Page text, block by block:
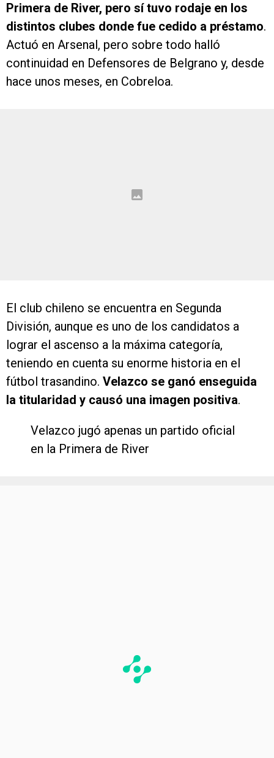
Primera de River, pero sí tuvo rodaje en los
distintos clubes donde fue cedido a préstamo.
Actuó en Arsenal, pero sobre todo halló
continuidad en Defensores de Belgrano y, desde
hace unos meses, en Cobreloa.
El club chileno se encuentra en Segunda
División, aunque es uno de los candidatos a
lograr el ascenso a la máxima categoría,
teniendo en cuenta su enorme historia en el
fútbol trasandino. Velazco se ganó enseguida
la titularidad y causó una imagen positiva.
Velazco jugó apenas un partido oficial
en la Primera de River